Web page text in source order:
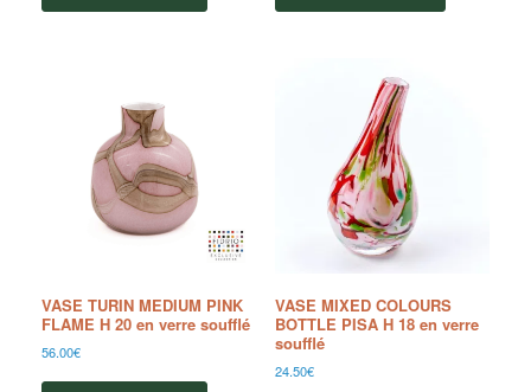
VASE TURIN MEDIUM PINK
FLAME H 20 en verre soufflé
56.00€
VASE MIXED COLOURS
BOTTLE PISA H 18 en verre
soufflé
24.50€